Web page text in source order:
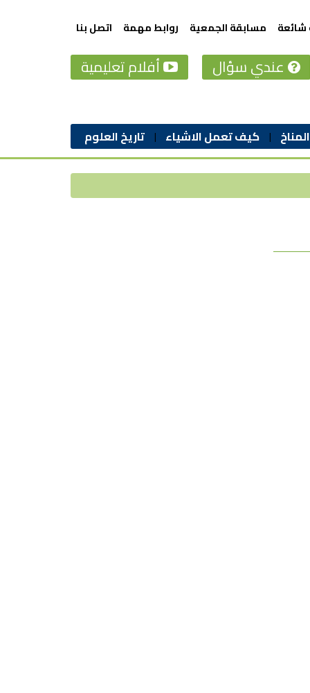
كيف تعمل الاشياء تاريخ العلوم
أفلام تعليمية عندي سؤال
شائعة مسابقة الجمعية روابط مهمة اتصل بنا